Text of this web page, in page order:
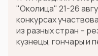
"Околица" 21-26
конкурсах
из разных стран –
кузнецы, гончары и